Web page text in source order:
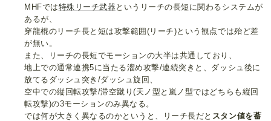
MHFでは特殊リーチ武器 というリーチの長短に関わるシステムが
あるが、
穿龍棍のリーチ長と短は攻撃範囲(リーチ)という観点では殆ど差
が無い。
また、リーチの長短でモーションの大半は共通しており、
地上での通常連携5に当たる溜め攻撃/連続突きと、ダッシュ後に
放てるダッシュ突き/ダッシュ旋回、
空中での縦回転攻撃/滞空蹴り(天ノ型と嵐ノ型ではどちらも縦回
転攻撃)の3モーションのみ異なる。
では何が大きく異なるのかというと、リーチ長だと スタン値を蓄